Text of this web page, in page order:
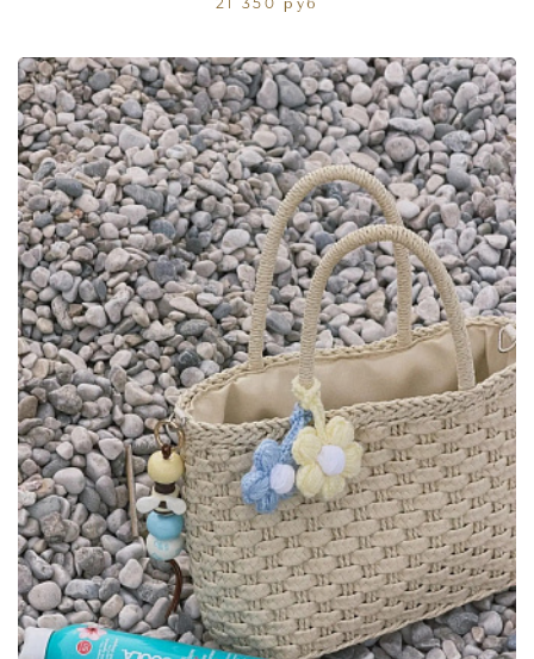
21 350 руб